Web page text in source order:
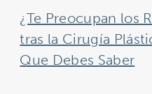
¿Te Preocupan los
tras la Cirugía
Que Debes Saber